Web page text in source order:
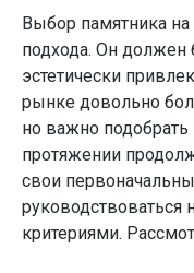
Выбор памятника на
подхода. Он
эстетически
рынке довольно
но важно
протяжении
свои
критериями.